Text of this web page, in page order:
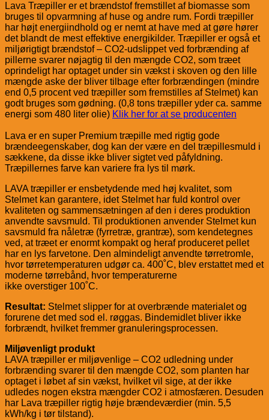
Lava Træpiller er et brændstof fremstillet af biomasse som
bruges til opvarmning af huse og andre rum. Fordi træpiller
har højt energiindhold og er nemt at have med at gøre hører
det blandt de mest effektive energikilder. Træpiller er også et
miljørigtigt brændstof – CO2-udslippet ved forbrænding af
pillerne svarer nøjagtig til den mængde CO2, som træet
oprindeligt har optaget under sin vækst i skoven og den lille
mængde aske der bliver tilbage efter forbrændingen (mindre
end 0,5 procent ved træpiller som fremstilles af Stelmet) kan
godt bruges som gødning. (0,8 tons træpiller yder ca. samme
energi som 480 liter olie) Klik her for at se producenten
Lava er en super Premium træpille med rigtig gode
brændeegenskaber, dog kan der være en del træpillesmuld i
sækkene, da disse ikke bliver sigtet ved påfyldning.
Træpillernes farve kan variere fra lys til mørk.
LAVA træpiller er ensbetydende med høj kvalitet, som
Stelmet kan garantere, idet Stelmet har fuld kontrol over
kvaliteten og sammensætningen af den i deres produktion
anvendte savsmuld. Til produktionen anvender Stelmet kun
savsmuld fra nåletræ (fyrretræ, grantræ), som kendetegnes
ved, at træet er enormt kompakt og heraf produceret pellet
har en lys farvetone. Den almindeligt anvendte tørretromle,
hvor tørretemperaturen udgør ca. 400˚C, blev erstattet med et
moderne tørrebånd, hvor temperaturerne
ikke overstiger 100˚C.
Resultat: Stelmet slipper for at overbrænde materialet og
forurene det med sod el. røggas. Bindemidlet bliver ikke
forbrændt, hvilket fremmer granuleringsprocessen.
Miljøvenligt produkt
LAVA træpiller er miljøvenlige – CO2 udledning under
forbrænding svarer til den mængde CO2, som planten har
optaget i løbet af sin vækst, hvilket vil sige, at der ikke
udledes nogen ekstra mængder CO2 i atmosfæren. Desuden
har Lava træpiller rigtig høje brændeværdier (min. 5,5
kWh/kg i tør tilstand).